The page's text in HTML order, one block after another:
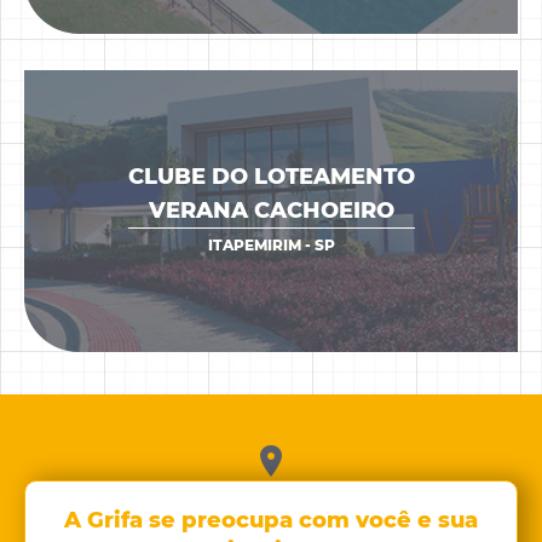
CLUBE DO LOTEAMENTO
VERANA CACHOEIRO
ITAPEMIRIM - SP
VER OBRA
República, São Paulo, Brasil - CEP: 01047-020
A Grifa se preocupa com você e sua